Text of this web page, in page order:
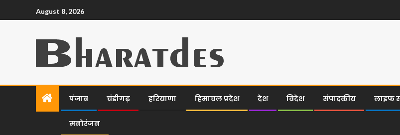
August 8, 2026
पंजाब चंडीगढ़ हरियाणा हिमाचल प्रदेश देश विदेश संपादकीय लाइफ
मनोरंजन